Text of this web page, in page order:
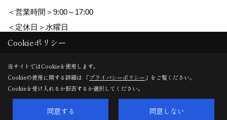
＜営業時間＞9:00～17:00
＜定休日＞水曜日
Copyright (c) 堀本住宅株式会社. All Rights Reserved.
Produced byゴデスクリエイト
Cookieポリシー
当サイトではCookieを使用します。
Cookieの使用に関する詳細は 「プライバシーポリシー 」をご覧ください。
Cookieを受け入れるか拒否するか選択してください。
同意する 同意しない